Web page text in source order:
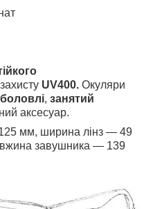
UV400. Окуляри
, занятий
аксесуар.
мм, ширина лінз — 49
завушника — 139